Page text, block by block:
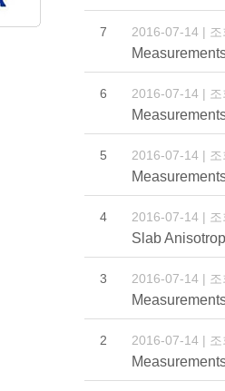
7 2016-07-14 |
6 2016-07-14 |
5 2016-07-14 |
4 2016-07-14 |
Slab
3 2016-07-14 |
2 2016-07-14 |